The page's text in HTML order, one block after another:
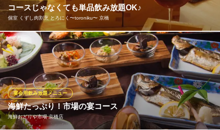
流れてくる 回転寿し 仁 京橋店
完全個室で旬の鮮魚逸品
ＪＲ大阪環状線京橋駅 徒歩1分
大阪府大阪市都島区東野田町2-4-20 三井住友銀行京阪京橋ビルB1
コースじゃなくても単品飲み放題OK♪
個室 くずし肉割烹 とろにく〜toroniku〜 京橋
ドリンクメニューも充実のラインナップ！当日ご予約、当日使用
大歓迎！ハイボールやサワーも多彩にご用意！様々なお味でお楽
しみいただけます♪その他焼酎、日本酒、カクテル、ワイン、果実
酒など豊富に取り揃えています！単品飲み放題もありますので、
是非ご注文ください！
個室 くずし肉割烹 とろにく〜toroniku〜 京橋
京橋和牛肉割烹居酒屋
海鮮たっぷり！市場の宴コース
海鮮おどりや市場 京橋店
宴会用飲み放題メニュー